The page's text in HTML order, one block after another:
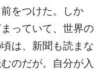
をつけた。しか
っていて、世界の
は、新聞も読まな
のだが。自分が入